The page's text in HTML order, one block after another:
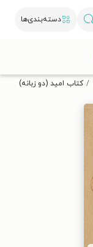
دسته‌بندی‌ها
کتاب امید (دو زبانه)